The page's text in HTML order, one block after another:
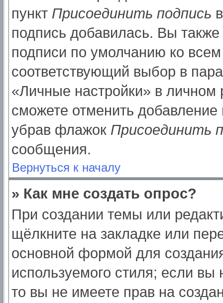
пункт Присоединить подпись
подпись добавилась. Вы
подписи по умолчанию ко
соответствующий выбор в
«Личные настройки» в
сможете отменить
убрав флажок Присоединить
сообщения.
Вернуться к началу
» Как мне создать опрос?
При создании темы или
щёлкните на закладке или
основной формой для
используемого стиля; если
то вы не имеете прав на